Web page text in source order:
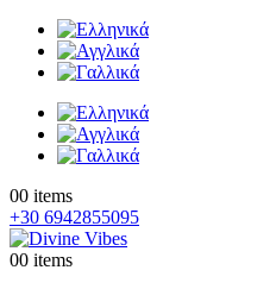
00 items
+30 6942855095
00 items